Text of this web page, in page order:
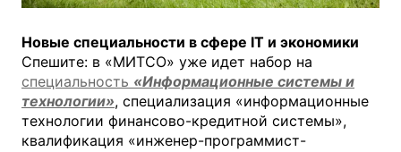
Новые специальности в сфере IT и экономики
Спешите: в «МИТСО» уже идет набор на
специальность «Информационные системы и
технологии», специализация «информационные
технологии финансово-кредитной системы»,
квалификация «инженер-программист-